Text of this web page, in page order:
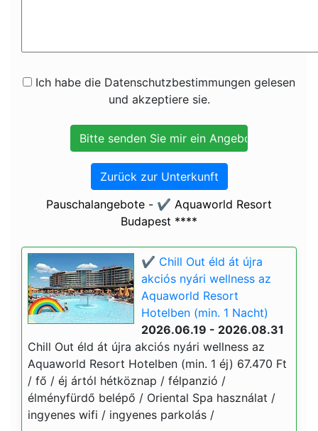
Ich habe die Datenschutzbestimmungen gelesen
und akzeptiere sie.
Zurück zur Unterkunft
Pauschalangebote - ✔️ Aquaworld Resort
Budapest ****
✔️ Chill Out éld át újra
akciós nyári wellness az
Aquaworld Resort
Hotelben (min. 1 Nacht)
2026.06.19 - 2026.08.31
Chill Out éld át újra akciós nyári wellness az
Aquaworld Resort Hotelben (min. 1 éj) 67.470 Ft
/ fő / éj ártól hétköznap / félpanzió /
élményfürdő belépő / Oriental Spa használat /
ingyenes wifi / ingyenes parkolás /